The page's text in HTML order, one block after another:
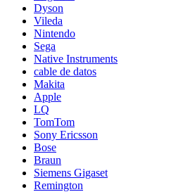
Dyson
Vileda
Nintendo
Sega
Native Instruments
cable de datos
Makita
Apple
LQ
TomTom
Sony Ericsson
Bose
Braun
Siemens Gigaset
Remington